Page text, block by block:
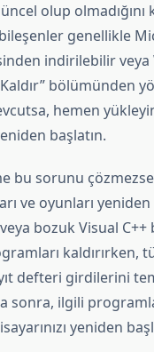
olup olmadığını
genellikle
indirilebilir
bölümünden
hemen
başlatın.
bu sorunu
ve oyunları
bozuk Visual
kaldırırken,
defteri girdilerini
sonra, ilgili
yeniden